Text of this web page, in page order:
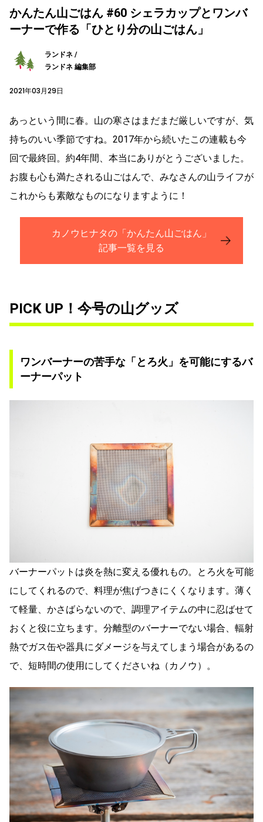
かんたん山ごはん #60 シェラカップとワンバ
ーナーで作る「ひとり分の山ごはん」
ランドネ /
ランドネ 編集部
2021年03月29日
あっという間に春。山の寒さはまだまだ厳しいですが、気
持ちのいい季節ですね。2017年から続いたこの連載も今
回で最終回。約4年間、本当にありがとうございました。
お腹も心も満たされる山ごはんで、みなさんの山ライフが
これからも素敵なものになりますように！
カノウヒナタの「かんたん山ごはん」
記事一覧を見る
PICK UP！今号の山グッズ
ワンバーナーの苦手な「とろ火」を可能にするバ
ーナーパット
バーナーパットは炎を熱に変える優れもの。とろ火を可能
にしてくれるので、料理が焦げつきにくくなります。薄く
て軽量、かさばらないので、調理アイテムの中に忍ばせて
おくと役に立ちます。分離型のバーナーでない場合、輻射
熱でガス缶や器具にダメージを与えてしまう場合があるの
で、短時間の使用にしてくださいね（カノウ）。